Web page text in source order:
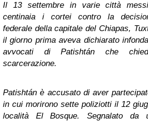
Il 13 settembre in varie città
centinaia i cortei contro la
federale della capitale del Chiapas,
il giorno prima aveva dichiarato
avvocati di Patishtán che
scarcerazione.
Patishtán è accusato di aver
in cui morirono sette poliziotti il 12
località El Bosque. Segnalato da